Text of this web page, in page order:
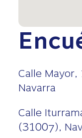
Calle
Navarra
Calle
(31007),